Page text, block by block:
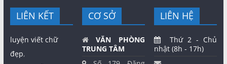
LIÊN KẾT
luyện viết chữ
đẹp,
CƠ SỞ
VĂN PHÒNG
TRUNG TÂM
LIÊN HỆ
Thứ 2 - Chủ
nhật (8h - 17h)